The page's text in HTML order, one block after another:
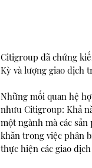
Citigroup đã chứng
Kỳ và lượng giao dịch
Những mối quan hệ
nhưu Citigroup: Khả
một ngành mà các
khăn trong việc phân
thực hiện các giao